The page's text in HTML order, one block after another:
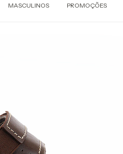
MASCULINOS PROMOÇÕES